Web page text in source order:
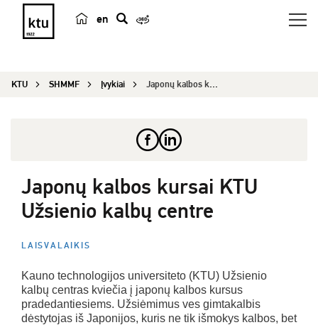
en
e
KTU SHMMF Įvykiai Japonų kalbos kursai KTU Užsienio kalbų centre
Japonų kalbos kursai KTU
Užsienio kalbų centre
LAISVALAIKIS
Kauno technologijos universiteto (KTU) Užsienio
kalbų centras kviečia į japonų kalbos kursus
pradedantiesiems. Užsiėmimus ves gimtakalbis
dėstytojas iš Japonijos, kuris ne tik išmokys kalbos, bet